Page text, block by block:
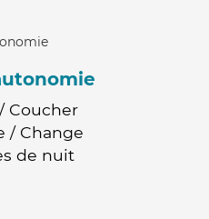
Coucher
/ Change
de nuit